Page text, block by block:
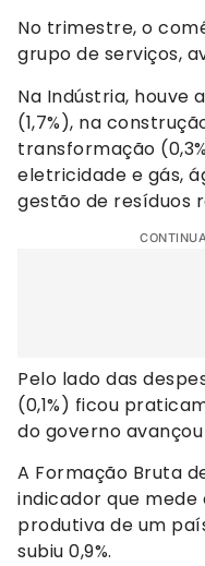
No trimestre, o
grupo de serviços,
Na Indústria, houve
(1,7%), na
transformação
eletricidade e gás,
gestão de resíduos
Pelo lado das
(0,1%) ficou
do governo avançou
A Formação Bruta
indicador que
produtiva de um
subiu 0,9%.